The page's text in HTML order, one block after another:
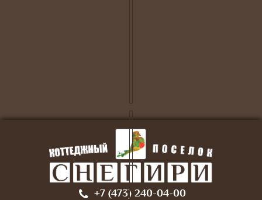
+7 (473) 240-04-00